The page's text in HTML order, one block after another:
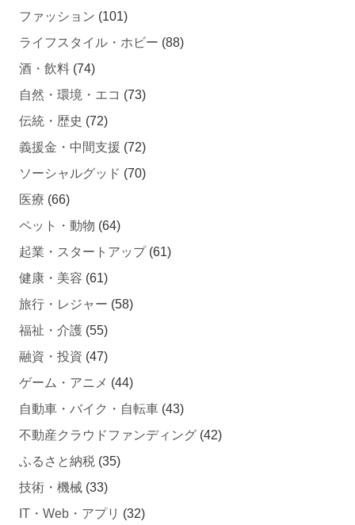
ファッション (101)
ライフスタイル・ホビー (88)
酒・飲料 (74)
自然・環境・エコ (73)
伝統・歴史 (72)
義援金・中間支援 (72)
ソーシャルグッド (70)
医療 (66)
ペット・動物 (64)
起業・スタートアップ(61)
健康・美容 (61)
旅行・レジャー (58)
福祉・介護 (55)
融資・投資 (47)
ゲーム・アニメ (44)
自動車・バイク・自転車 (43)
不動産クラウドファンディング (42)
ふるさと納税 (35)
技術・機械 (33)
IT・Web・アプリ (32)